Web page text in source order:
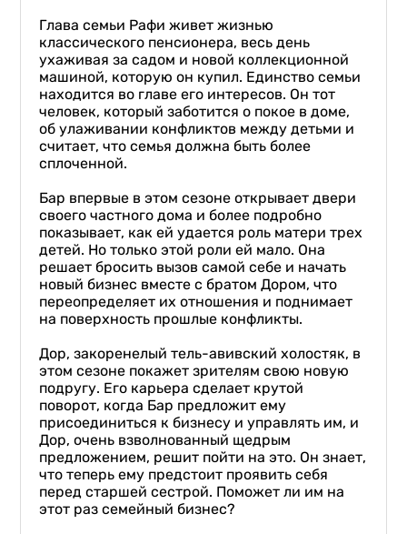
Глава семьи Рафи живет жизнью
классического пенсионера, весь день
ухаживая за садом и новой коллекционной
машиной, которую он купил. Единство семьи
находится во главе его интересов. Он тот
человек, который заботится о покое в доме,
об улаживании конфликтов между детьми и
считает, что семья должна быть более
сплоченной.
Бар впервые в этом сезоне открывает двери
своего частного дома и более подробно
показывает, как ей удается роль матери трех
детей. Но только этой роли ей мало. Она
решает бросить вызов самой себе и начать
новый бизнес вместе с братом Дором, что
переопределяет их отношения и поднимает
на поверхность прошлые конфликты.
Дор, закоренелый тель-авивский холостяк, в
этом сезоне покажет зрителям свою новую
подругу. Его карьера сделает крутой
поворот, когда Бар предложит ему
присоединиться к бизнесу и управлять им, и
Дор, очень взволнованный щедрым
предложением, решит пойти на это. Он знает,
что теперь ему предстоит проявить себя
перед старшей сестрой. Поможет ли им на
этот раз семейный бизнес?